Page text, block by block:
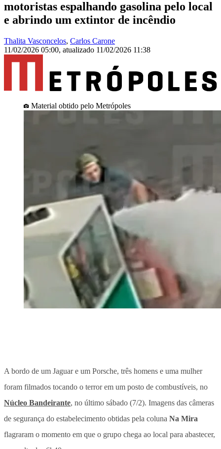
motoristas espalhando gasolina pelo local
e abrindo um extintor de incêndio
Thalita Vasconcelos, Carlos Carone
11/02/2026 05:00, atualizado 11/02/2026 11:38
Material obtido pelo Metrópoles
A bordo de um Jaguar e um Porsche, três homens e uma mulher
foram filmados tocando o terror em um posto de combustíveis, no
Núcleo Bandeirante, no último sábado (7/2). Imagens das câmeras
de segurança do estabelecimento obtidas pela coluna Na Mira
flagraram o momento em que o grupo chega ao local para abastecer,